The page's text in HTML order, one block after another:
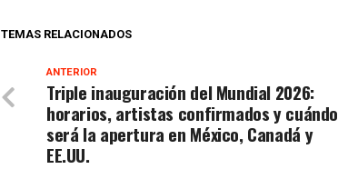
TEMAS RELACIONADOS
ANTERIOR
Triple inauguración del Mundial 2026:
horarios, artistas confirmados y cuándo
será la apertura en México, Canadá y
EE.UU.